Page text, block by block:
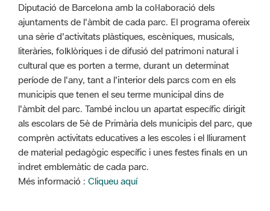
Diputació de Barcelona amb la col·laboració dels
ajuntaments de l'àmbit de cada parc. El programa ofereix
una sèrie d'activitats plàstiques, escèniques, musicals,
literàries, folklòriques i de difusió del patrimoni natural i
cultural que es porten a terme, durant un determinat
període de l'any, tant a l'interior dels parcs com en els
municipis que tenen el seu terme municipal dins de
l'àmbit del parc. També inclou un apartat específic dirigit
als escolars de 5è de Primària dels municipis del parc, que
comprèn activitats educatives a les escoles i el lliurament
de material pedagògic específic i unes festes finals en un
indret emblemàtic de cada parc.
Més informació : Cliqueu aquí